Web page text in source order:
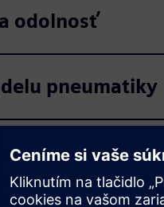
odolnosť
pneumatiky